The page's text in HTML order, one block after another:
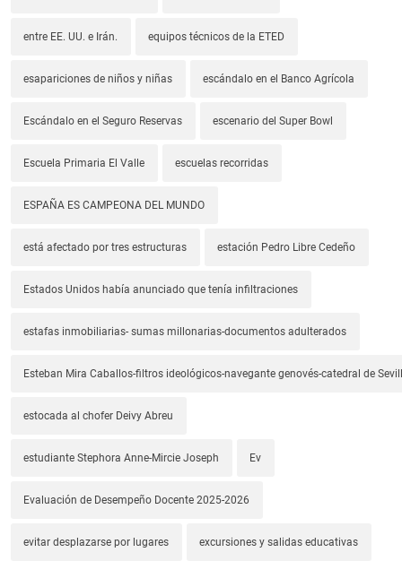
entre EE. UU. e Irán. equipos técnicos de la ETED
esapariciones de niños y niñas escándalo en el Banco Agrícola
Escándalo en el Seguro Reservas escenario del Super Bowl
Escuela Primaria El Valle escuelas recorridas
ESPAÑA ES CAMPEONA DEL MUNDO
está afectado por tres estructuras estación Pedro Libre Cedeño
Estados Unidos había anunciado que tenía infiltraciones
estafas inmobiliarias- sumas millonarias-documentos adulterados
Esteban Mira Caballos-filtros ideológicos-navegante genovés-catedral de
estocada al chofer Deivy Abreu
estudiante Stephora Anne-Mircie Joseph Ev
Evaluación de Desempeño Docente 2025-2026
evitar desplazarse por lugares excursiones y salidas educativas